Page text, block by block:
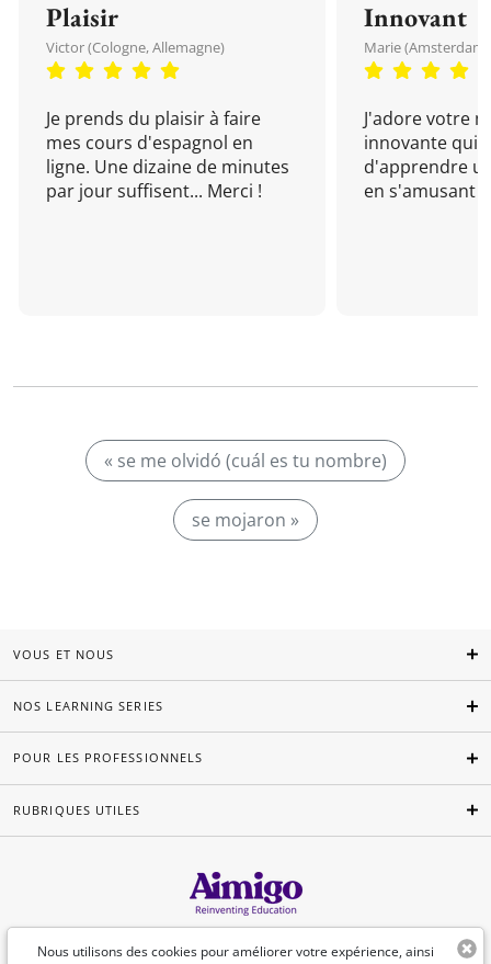
Plaisir
Victor (Cologne, Allemagne)
Je prends du plaisir à faire
mes cours d'espagnol en
ligne. Une dizaine de minutes
par jour suffisent... Merci !
Innovant
Marie (Amsterdam,
J'adore votre
innovante qui
d'apprendre
en s'amusant !
« se me olvidó (cuál es tu nombre)
se mojaron »
Nous utilisons des cookies pour améliorer votre expérience, ainsi
VOUS ET NOUS
NOS LEARNING SERIES
POUR LES PROFESSIONNELS
RUBRIQUES UTILES
Français